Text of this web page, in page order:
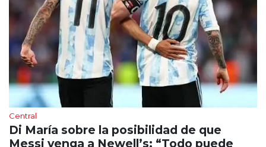
Central
Di María sobre la posibilidad de que
Messi venga a Newell’s: “Todo puede